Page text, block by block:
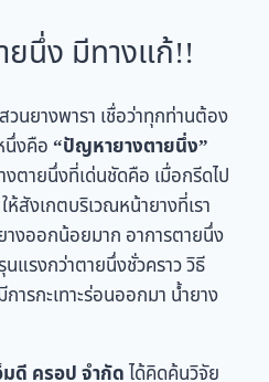
นึ่ง มีทางแก้!!
ยางพารา เชื่อว่าทุกท่านต้อง
นึ่งคือ“ปัญหายางตายนึ่ง”
ตายนึ่งที่เด่นชัดคือ เมื่อกรีดไป
ห้สังเกตบริเวณหน้ายางที่เรา
างออกน้อยมาก อาการตายนึ่ง
นแรงกว่าตายนึ่งชั่วคราว วิธี
ารกะเทาะร่อนออกมา น้ำยาง
ดี ครอป จำกัดได้คิดค้นวิจัย